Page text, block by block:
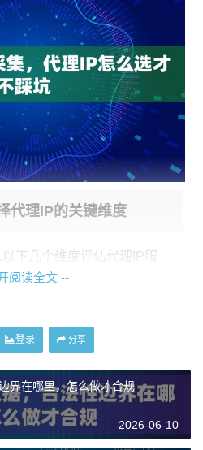
代理IP的关键维度
下几个维度评估代理IP服
型直接对应：
IP，特别是来自真实家庭宽带
IP类型的反爬策略。我们的
住宅代理均属此类，IP属性为
。
阅读全文 --
登录 分享
界在哪里，怎么做才合规
2026-06-10